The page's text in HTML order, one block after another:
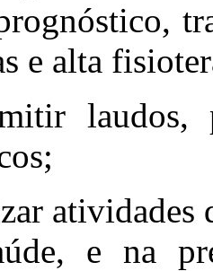
e alta
laudos,
atividades
e na